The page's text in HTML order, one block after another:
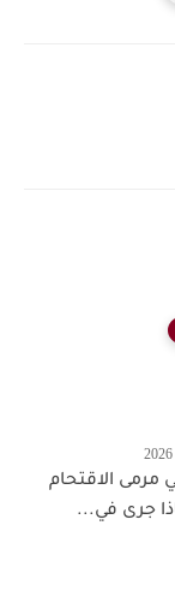
مرمى الاقتحام
جرى في...